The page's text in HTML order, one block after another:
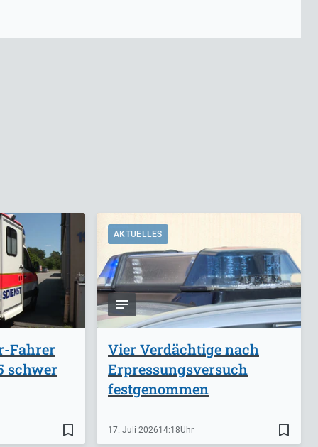
Fahrer
schwer
bookmark_border
AKTUELLES
Vier Verdächtige nach
Erpressungsversuch
festgenommen
17. Juli 202614:18 bookmark_border